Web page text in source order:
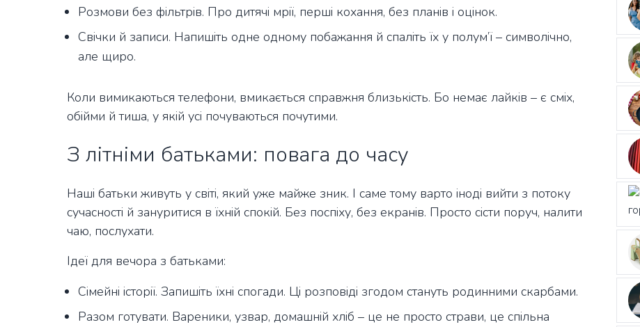
Розмови без фільтрів. Про дитячі мрії, перші кохання, без планів і оцінок.
Свічки й записи. Напишіть одне одному побажання й спаліть їх у полум’ї – символічно,
але щиро.
Коли вимикаються телефони, вмикається справжня близькість. Бо немає лайків – є сміх,
обійми й тиша, у якій усі почуваються почутими.
З літніми батьками: повага до часу
Наші батьки живуть у світі, який уже майже зник. І саме тому варто іноді вийти з потоку
сучасності й зануритися в їхній спокій. Без поспіху, без екранів. Просто сісти поруч, налити
чаю, послухати.
Ідеї для вечора з батьками:
Сімейні історії. Запишіть їхні спогади. Ці розповіді згодом стануть родинними скарбами.
Разом готувати. Вареники, узвар, домашній хліб – це не просто страви, це спільна